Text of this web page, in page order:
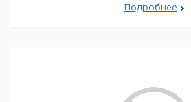
Подробнее